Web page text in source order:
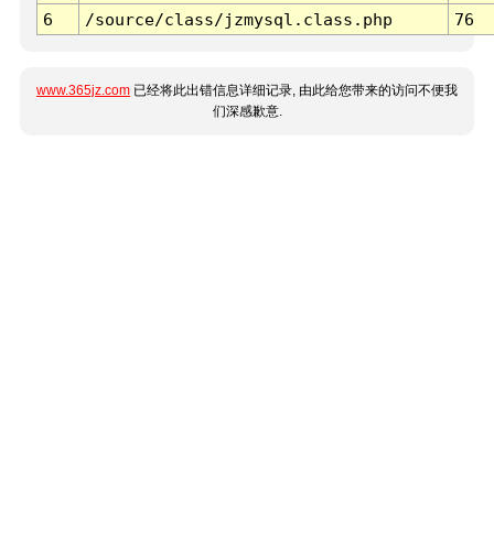
6
/source/class/jzmysql.class.php 76
www.365jz.com 已经将此出错信息详细记录, 由此给您带来的访问不便我
们深感歉意.